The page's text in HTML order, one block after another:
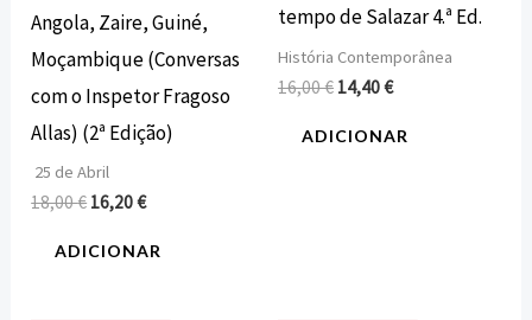
Angola, Zaire, Guiné,
Moçambique (Conversas
com o Inspetor Fragoso
Allas) (2ª Edição)
25 de Abril
18,00€ 16,20€
ADICIONAR
tempo de Salazar 4.ª Ed.
História Contemporânea
16,00€ 14,40€
ADICIONAR